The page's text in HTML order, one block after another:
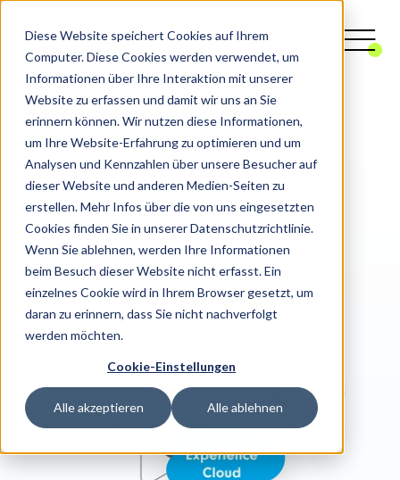
Diese Website speichert Cookies auf Ihrem
Computer. Diese Cookies werden verwendet, um
Informationen über Ihre Interaktion mit unserer
Website zu erfassen und damit wir uns an Sie
erinnern können. Wir nutzen diese Informationen,
um Ihre Website-Erfahrung zu optimieren und um
Analysen und Kennzahlen über unsere Besucher auf
dieser Website und anderen Medien-Seiten zu
erstellen. Mehr Infos über die von uns eingesetzten
Cookies finden Sie in unserer Datenschutzrichtlinie.
Wenn Sie ablehnen, werden Ihre Informationen
beim Besuch dieser Website nicht erfasst. Ein
einzelnes Cookie wird in Ihrem Browser gesetzt, um
daran zu erinnern, dass Sie nicht nachverfolgt
werden möchten.
Cookie-Einstellungen
Alle akzeptieren Alle ablehnen
Digitalagentur CRM Salesforce
Salesforce Experience Cloud